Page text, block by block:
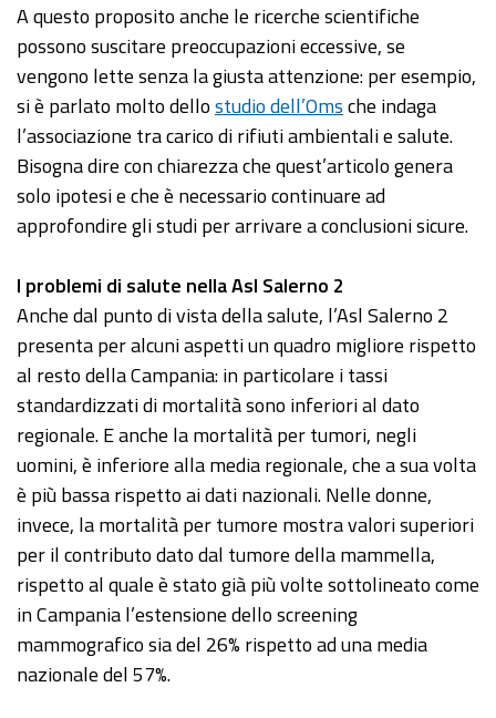
A questo proposito anche le ricerche scientifiche
possono suscitare preoccupazioni eccessive, se
vengono lette senza la giusta attenzione: per esempio,
si è parlato molto dellostudio dell’Omsche indaga
l’associazione tra carico di rifiuti ambientali e salute.
Bisogna dire con chiarezza che quest’articolo genera
solo ipotesi e che è necessario continuare ad
approfondire gli studi per arrivare a conclusioni sicure.
I problemi di salute nella Asl Salerno 2
Anche dal punto di vista della salute, l’Asl Salerno 2
presenta per alcuni aspetti un quadro migliore rispetto
al resto della Campania: in particolare i tassi
standardizzati di mortalità sono inferiori al dato
regionale. E anche la mortalità per tumori, negli
uomini, è inferiore alla media regionale, che a sua volta
è più bassa rispetto ai dati nazionali. Nelle donne,
invece, la mortalità per tumore mostra valori superiori
per il contributo dato dal tumore della mammella,
rispetto al quale è stato già più volte sottolineato come
in Campania l’estensione dello screening
mammografico sia del 26% rispetto ad una media
nazionale del 57%.